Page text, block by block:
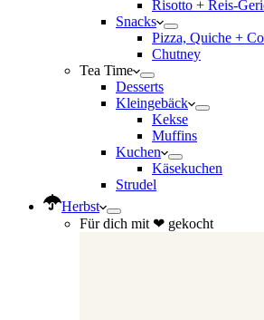
Risotto + Reis-
Snacks
Pizza, Quiche +
Chutney
Tea Time
Desserts
Kleingebäck
Kekse
Muffins
Kuchen
Käsekuchen
Strudel
Herbst
Für dich mit ❤ gekocht